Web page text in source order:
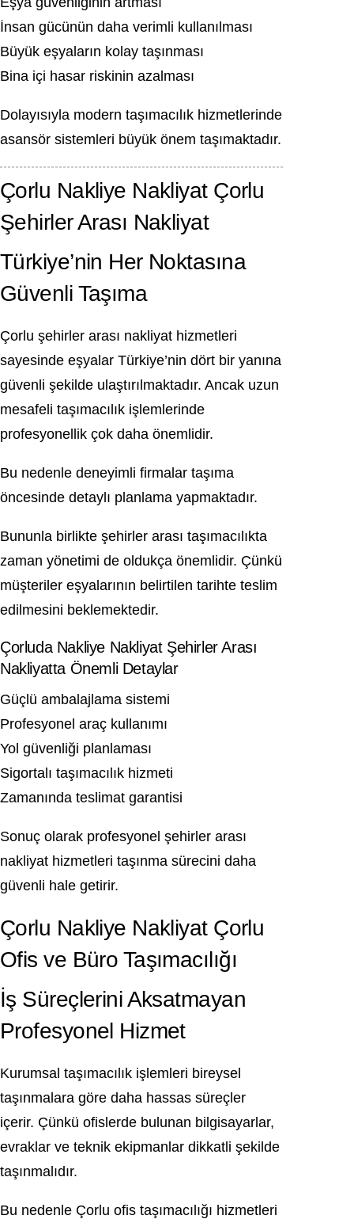
İnsan gücünün daha verimli kullanılması
Büyük eşyaların kolay taşınması
Bina içi hasar riskinin azalması
Dolayısıyla modern taşımacılık hizmetlerinde
asansör sistemleri büyük önem taşımaktadır.
Çorlu Nakliye Nakliyat Çorlu
Şehirler Arası Nakliyat
Türkiye’nin Her Noktasına
Güvenli Taşıma
Çorlu şehirler arası nakliyat hizmetleri
sayesinde eşyalar Türkiye’nin dört bir yanına
güvenli şekilde ulaştırılmaktadır. Ancak uzun
mesafeli taşımacılık işlemlerinde
profesyonellik çok daha önemlidir.
Bu nedenle deneyimli firmalar taşıma
öncesinde detaylı planlama yapmaktadır.
Bununla birlikte şehirler arası taşımacılıkta
zaman yönetimi de oldukça önemlidir. Çünkü
müşteriler eşyalarının belirtilen tarihte teslim
edilmesini beklemektedir.
Çorluda Nakliye Nakliyat Şehirler Arası
Nakliyatta Önemli Detaylar
Güçlü ambalajlama sistemi
Profesyonel araç kullanımı
Yol güvenliği planlaması
Sigortalı taşımacılık hizmeti
Zamanında teslimat garantisi
Sonuç olarak profesyonel şehirler arası
nakliyat hizmetleri taşınma sürecini daha
güvenli hale getirir.
Çorlu Nakliye Nakliyat Çorlu
Ofis ve Büro Taşımacılığı
İş Süreçlerini Aksatmayan
Profesyonel Hizmet
Kurumsal taşımacılık işlemleri bireysel
taşınmalara göre daha hassas süreçler
içerir. Çünkü ofislerde bulunan bilgisayarlar,
evraklar ve teknik ekipmanlar dikkatli şekilde
taşınmalıdır.
Bu nedenle Çorlu ofis taşımacılığı hizmetleri